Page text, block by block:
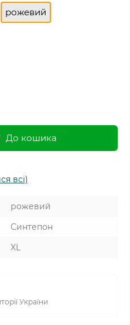
рожевий
До кошика
всі)
рожевий
Синтепон
XL
України